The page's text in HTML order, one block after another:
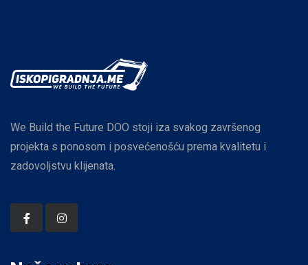
We Build the Future DOO stoji iza svakog završenog
projekta s ponosom i posvećenošću prema kvalitetu i
zadovoljstvu klijenata.